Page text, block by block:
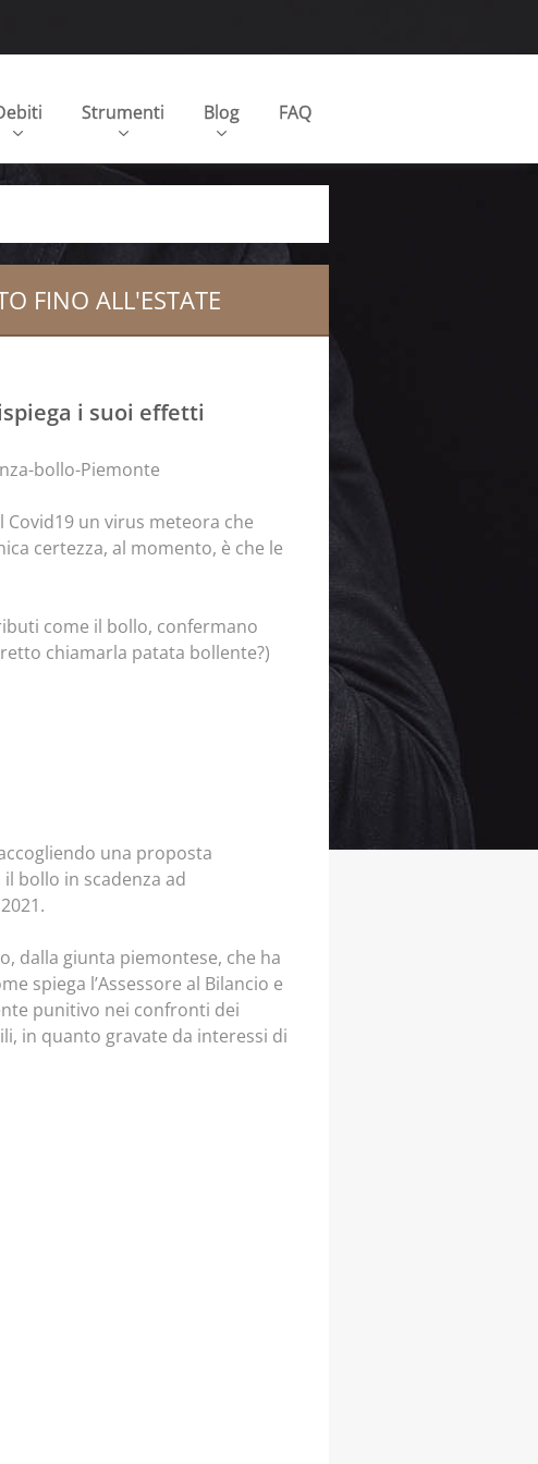
Strumenti Blog FAQ
FINO ALL'ESTATE
i suoi effetti
un virus meteora che
certezza, al momento, è che le
come il bollo, confermano
chiamarla patata bollente?)
una proposta
bollo in scadenza ad
dalla giunta piemontese, che ha
spiega l’Assessore al Bilancio e
punitivo nei confronti dei
in quanto gravate da interessi di